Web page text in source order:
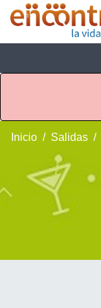
Inicio Salidas